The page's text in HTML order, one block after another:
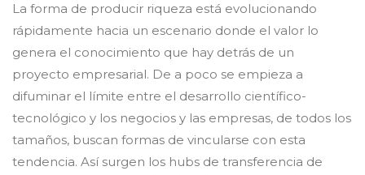
La forma de producir riqueza está evolucionando
rápidamente hacia un escenario donde el valor lo
genera el conocimiento que hay detrás de un
proyecto empresarial. De a poco se empieza a
difuminar el límite entre el desarrollo científico-
tecnológico y los negocios y las empresas, de todos los
tamaños, buscan formas de vincularse con esta
tendencia. Así surgen los hubs de transferencia de